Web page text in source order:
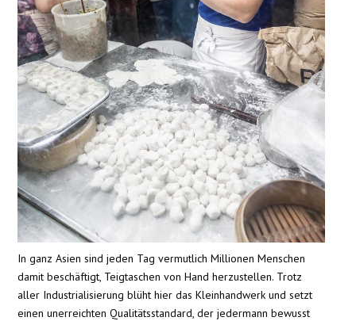
In ganz Asien sind jeden Tag vermutlich Millionen Menschen
damit beschäftigt, Teigtaschen von Hand herzustellen. Trotz
aller Industrialisierung blüht hier das Kleinhandwerk und setzt
einen unerreichten Qualitätsstandard, der jedermann bewusst